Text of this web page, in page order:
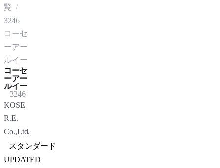
覧
3246
コーセ
ーアー
ルイー
コーセ
ーアー
ルイー
3246
KOSE
R.E.
Co.,Ltd.
スタンダード
UPDATED